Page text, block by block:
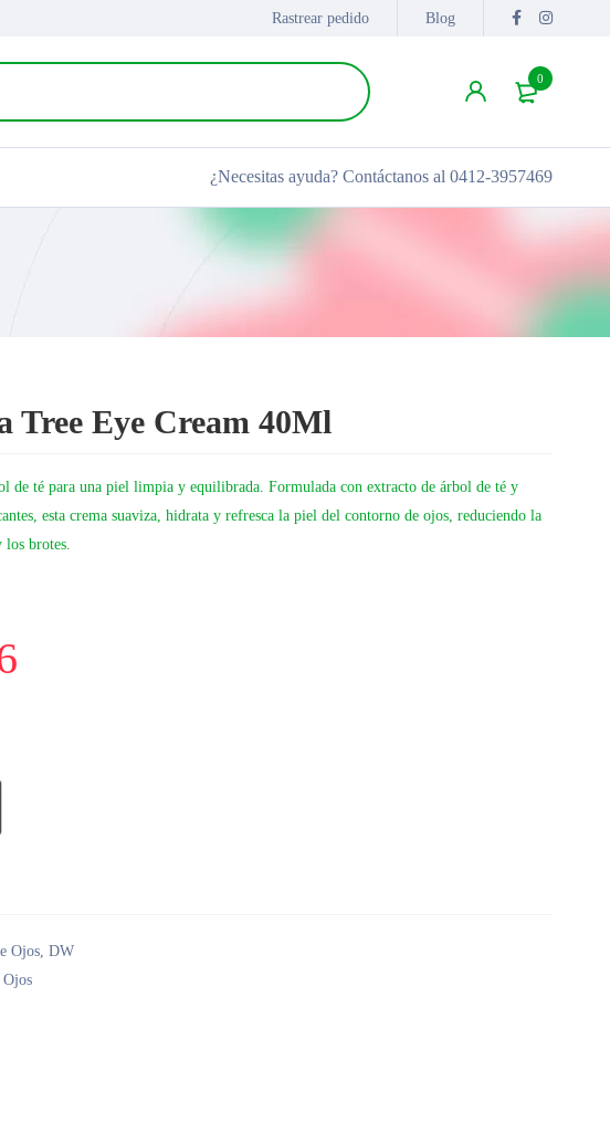
Rastrear pedido Blog
0
¿Necesitas ayuda? Contáctanos al 0412-3957469
Tree Eye Cream 40Ml
de té para una piel limpia y equilibrada. Formulada con extracto de árbol de té y
esta crema suaviza, hidrata y refresca la piel del contorno de ojos, reduciendo la
brotes.
Ojos,DW